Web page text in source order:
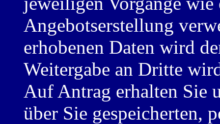
Angebotserstellung
erhobenen Daten wird
Weitergabe an Dritte
Auf Antrag erhalten Sie
über Sie gespeicherten,